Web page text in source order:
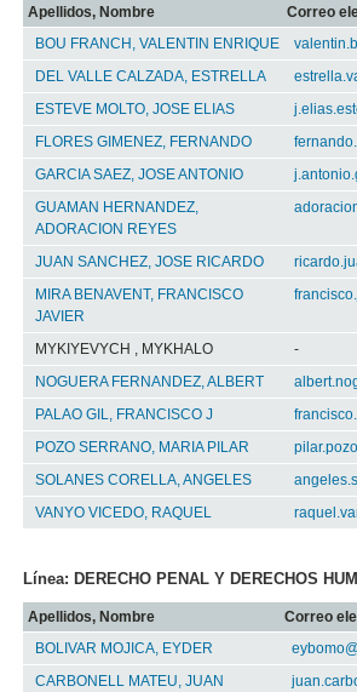
Apellidos, Nombre
Correo
BOU FRANCH, VALENTIN ENRIQUE
DEL VALLE CALZADA, ESTRELLA
ESTEVE MOLTO, JOSE ELIAS
FLORES GIMENEZ, FERNANDO
GARCIA SAEZ, JOSE ANTONIO
GUAMAN HERNANDEZ,
ADORACION REYES
JUAN SANCHEZ, JOSE RICARDO
MIRA BENAVENT, FRANCISCO
JAVIER
MYKIYEVYCH , MYKHALO
-
NOGUERA FERNANDEZ, ALBERT
PALAO GIL, FRANCISCO J
POZO SERRANO, MARIA PILAR
SOLANES CORELLA, ANGELES
VANYO VICEDO, RAQUEL
Línea: DERECHO PENAL Y DERECHOS
Apellidos, Nombre
Correo
BOLIVAR MOJICA, EYDER
CARBONELL MATEU, JUAN